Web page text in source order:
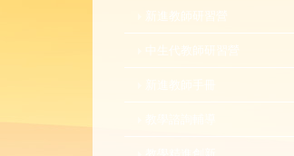
新進教師研習營
中生代教師研習營